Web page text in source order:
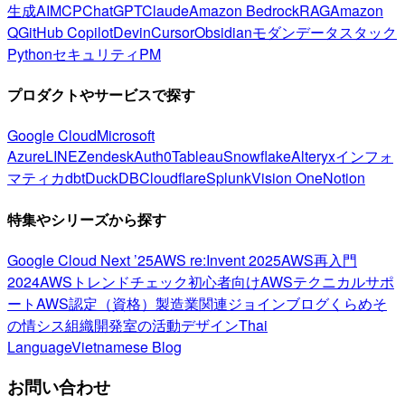
生成AIMCPChatGPTClaudeAmazon BedrockRAGAmazon
QGitHub CopilotDevinCursorObsidianモダンデータスタック
PythonセキュリティPM
プロダクトやサービスで探す
Google CloudMicrosoft
AzureLINEZendeskAuth0TableauSnowflakeAlteryxインフォ
マティカdbtDuckDBCloudflareSplunkVision OneNotion
特集やシリーズから探す
Google Cloud Next ’25AWS re:Invent 2025AWS再入門
2024AWSトレンドチェック初心者向けAWSテクニカルサポ
ートAWS認定（資格） 製造業関連ジョインブログくらめそ
の情シス組織開発室の活動デザインThai
LanguageVietnamese Blog
お問い合わせ